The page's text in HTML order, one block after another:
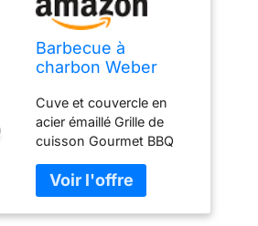
Barbecue à
charbon Weber
E 5750 Noir
Cuve et couvercle en
acier émaillé Grille de
cuisson Gourmet BBQ
Thermomètre intégré au
couvercle Clapet
d’aération en aluminium